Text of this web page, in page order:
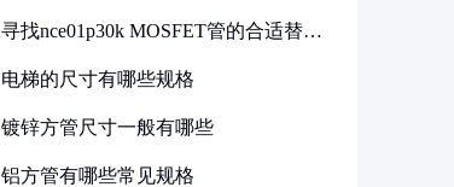
寻找nce01p30k MOSFET管的合适替代
电梯的尺寸有哪些规格
镀锌方管尺寸一般有哪些
铝方管有哪些常见规格